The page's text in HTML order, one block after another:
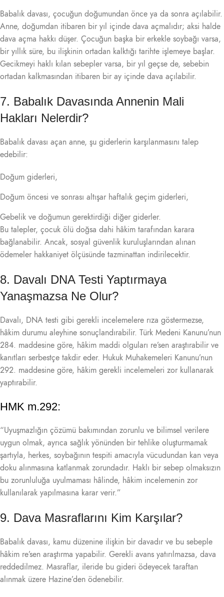
Babalık davası, çocuğun doğumundan önce ya da sonra açılabilir.
Anne, doğumdan itibaren bir yıl içinde dava açmalıdır; aksi halde
dava açma hakkı düşer. Çocuğun başka bir erkekle soybağı varsa,
bir yıllık süre, bu ilişkinin ortadan kalktığı tarihte işlemeye başlar.
Gecikmeyi haklı kılan sebepler varsa, bir yıl geçse de, sebebin
ortadan kalkmasından itibaren bir ay içinde dava açılabilir.
7. Babalık Davasında Annenin Mali
Hakları Nelerdir?
Babalık davası açan anne, şu giderlerin karşılanmasını talep
edebilir:
Doğum giderleri,
Doğum öncesi ve sonrası altışar haftalık geçim giderleri,
Gebelik ve doğumun gerektirdiği diğer giderler.
Bu talepler, çocuk ölü doğsa dahi hâkim tarafından karara
bağlanabilir. Ancak, sosyal güvenlik kuruluşlarından alınan
ödemeler hakkaniyet ölçüsünde tazminattan indirilecektir.
8. Davalı DNA Testi Yaptırmaya
Yanaşmazsa Ne Olur?
Davalı, DNA testi gibi gerekli incelemelere rıza göstermezse,
hâkim durumu aleyhine sonuçlandırabilir. Türk Medeni Kanunu’nun
284. maddesine göre, hâkim maddi olguları re’sen araştırabilir ve
kanıtları serbestçe takdir eder. Hukuk Muhakemeleri Kanunu’nun
292. maddesine göre, hâkim gerekli incelemeleri zor kullanarak
yaptırabilir.
HMK m.292:
“Uyuşmazlığın çözümü bakımından zorunlu ve bilimsel verilere
uygun olmak, ayrıca sağlık yönünden bir tehlike oluşturmamak
şartıyla, herkes, soybağının tespiti amacıyla vücudundan kan veya
doku alınmasına katlanmak zorundadır. Haklı bir sebep olmaksızın
bu zorunluluğa uyulmaması hâlinde, hâkim incelemenin zor
kullanılarak yapılmasına karar verir.”
9. Dava Masraflarını Kim Karşılar?
Babalık davası, kamu düzenine ilişkin bir davadır ve bu sebeple
hâkim re’sen araştırma yapabilir. Gerekli avans yatırılmazsa, dava
reddedilmez. Masraflar, ileride bu gideri ödeyecek taraftan
alınmak üzere Hazine’den ödenebilir.